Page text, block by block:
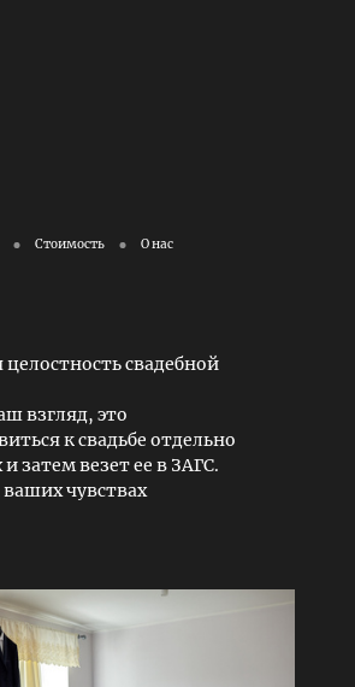
Стоимость
О нас
свадебной
взгляд, это
к свадьбе отдельно
затем везет ее в ЗАГС.
чувствах